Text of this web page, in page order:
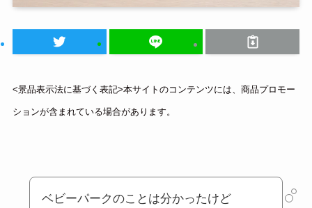
<景品表示法に基づく表記>本サイトのコンテンツには、商品プロモー
ションが含まれている場合があります。
ベビーパークのことは分かったけど